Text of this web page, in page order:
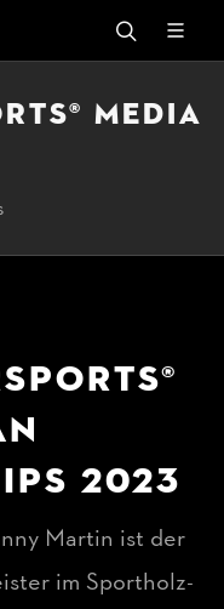
MEDIA
2023
Martin ist der
im Sportholz-